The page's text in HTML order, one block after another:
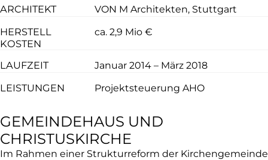
ARCHITEKT VON M Architekten, Stuttgart
HERSTELL
KOSTEN
ca. 2,9 Mio €
LAUFZEIT Januar 2014 – März 2018
LEISTUNGEN Projektsteuerung AHO
GEMEINDEHAUS UND
CHRISTUSKIRCHE
Im Rahmen einer Strukturreform der Kirchenge­meinde